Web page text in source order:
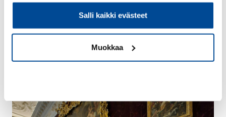
Salli kaikki evästeet
Muokkaa
paikalliset puistot ja Food Market, jossa maisteltiin
eri maiden makuja.